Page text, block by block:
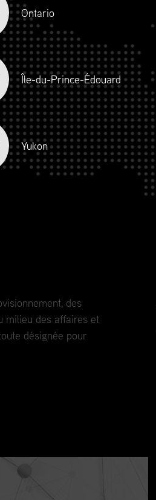
des
milieu des affaires et
désignée pour
Ontario
Île-du-Prince-Édouard
Yukon